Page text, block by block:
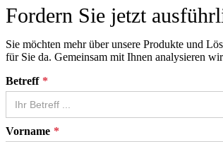
Fordern Sie jetzt
Sie möchten mehr über unsere Produkte und
für Sie da. Gemeinsam mit Ihnen analysieren
Betreff
Vorname